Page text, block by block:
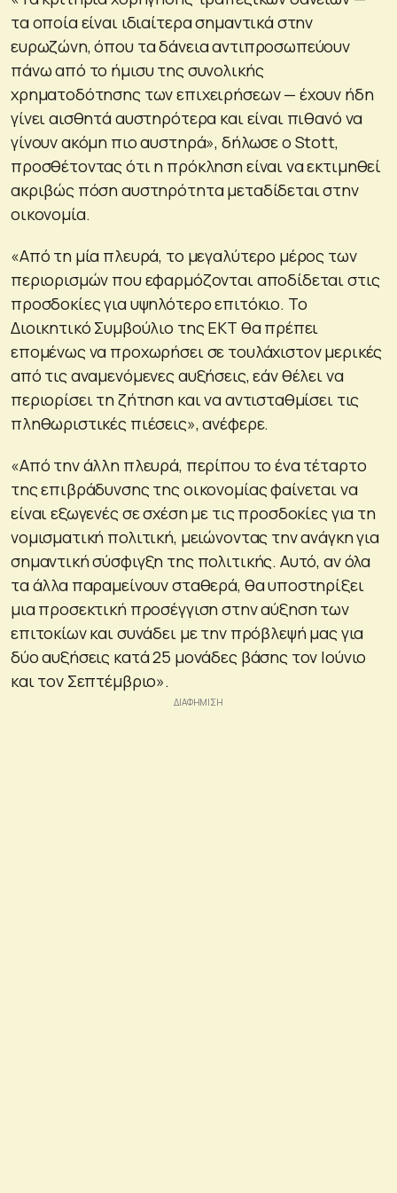
τα οποία είναι ιδιαίτερα σημαντικά στην
ευρωζώνη, όπου τα δάνεια αντιπροσωπεύουν
πάνω από το ήμισυ της συνολικής
χρηματοδότησης των επιχειρήσεων — έχουν ήδη
γίνει αισθητά αυστηρότερα και είναι πιθανό να
γίνουν ακόμη πιο αυστηρά», δήλωσε ο Stott,
προσθέτοντας ότι η πρόκληση είναι να εκτιμηθεί
ακριβώς πόση αυστηρότητα μεταδίδεται στην
οικονομία.
«Από τη μία πλευρά, το μεγαλύτερο μέρος των
περιορισμών που εφαρμόζονται αποδίδεται στις
προσδοκίες για υψηλότερο επιτόκιο. Το
Διοικητικό Συμβούλιο της ΕΚΤ θα πρέπει
επομένως να προχωρήσει σε τουλάχιστον μερικές
από τις αναμενόμενες αυξήσεις, εάν θέλει να
περιορίσει τη ζήτηση και να αντισταθμίσει τις
πληθωριστικές πιέσεις», ανέφερε.
«Από την άλλη πλευρά, περίπου το ένα τέταρτο
της επιβράδυνσης της οικονομίας φαίνεται να
είναι εξωγενές σε σχέση με τις προσδοκίες για τη
νομισματική πολιτική, μειώνοντας την ανάγκη για
σημαντική σύσφιγξη της πολιτικής. Αυτό, αν όλα
τα άλλα παραμείνουν σταθερά, θα υποστηρίξει
μια προσεκτική προσέγγιση στην αύξηση των
επιτοκίων και συνάδει με την πρόβλεψή μας για
δύο αυξήσεις κατά 25 μονάδες βάσης τον Ιούνιο
και τον Σεπτέμβριο».